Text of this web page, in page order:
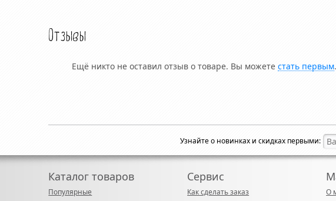
Отзывы
Ещё никто не оставил отзыв о товаре. Вы можетестать первым.
Узнайте о новинках и скидках первыми:
Каталог товаров
Популярные
Сервис
Как сделать заказ О